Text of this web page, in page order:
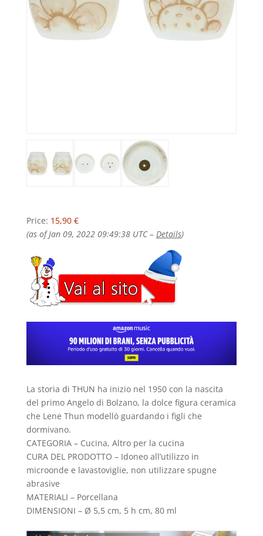
Price: 15,90 €
(as of Jan 09, 2022 09:49:38 UTC – Details)
La storia di THUN ha inizio nel 1950 con la nascita
del primo Angelo di Bolzano, la dolce figura ceramica
che Lene Thun modellò guardando i figli che
dormivano.
CATEGORIA – Cucina, Altro per la cucina
CURA DEL PRODOTTO – Idoneo all’utilizzo in
microonde e lavastoviglie, non utilizzare spugne
abrasive
MATERIALI – Porcellana
DIMENSIONI – Ø 5,5 cm, 5 h cm, 80 ml